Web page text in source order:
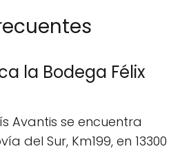
la Bodega Félix
Avantis se encuentra
del Sur, Km199, en 13300